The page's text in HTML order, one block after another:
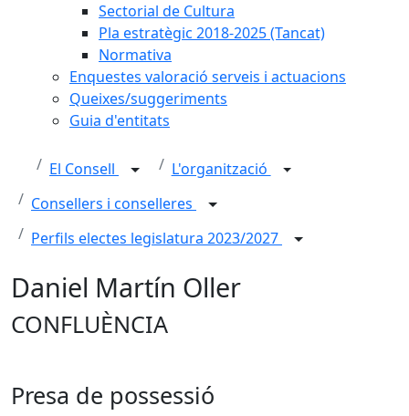
Sectorial de Cultura
Pla estratègic 2018-2025 (Tancat)
Normativa
Enquestes valoració serveis i actuacions
Queixes/suggeriments
Guia d'entitats
El Consell
L'organització
Consellers i conselleres
Perfils electes legislatura 2023/2027
Daniel Martín Oller
CONFLUÈNCIA
Presa de possessió